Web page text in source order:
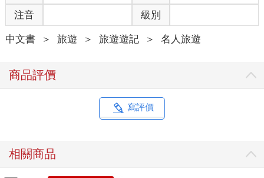
注音 級別
中文書 ＞ 旅遊 ＞ 旅遊遊記 ＞ 名人旅遊
商品評價
寫評價
相關商品